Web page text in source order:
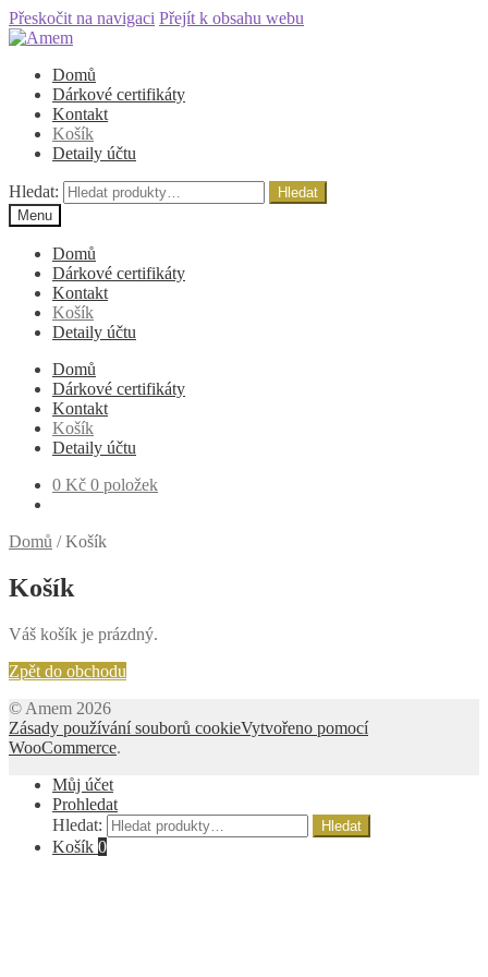
Přeskočit na navigaci Přejít k obsahu webu
Domů
Dárkové certifikáty
Kontakt
Košík
Detaily účtu
Hledat:
Hledat
Menu
Domů
Dárkové certifikáty
Kontakt
Košík
Detaily účtu
Domů
Dárkové certifikáty
Kontakt
Košík
Detaily účtu
0 Kč 0 položek
Domů /Košík
Košík
Váš košík je prázdný.
Zpět do obchodu
© Amem 2026
Zásady používání souborů cookieVytvořeno pomocí
WooCommerce.
Můj účet
Prohledat
Hledat:
Hledat
Košík 0